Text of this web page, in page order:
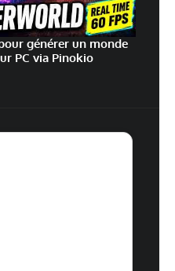
générer un monde
PC via Pinokio